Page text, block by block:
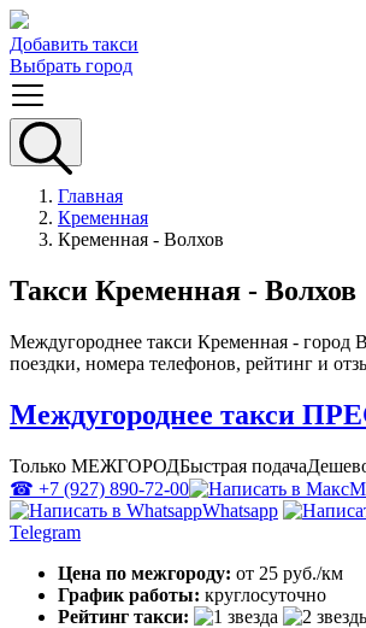
Добавить такси
Выбрать город
Главная
Кременная
Кременная - Волхов
Такси Кременная - Волхов
Междугороднее такси Кременная - город
поездки, номера телефонов, рейтинг и
Междугороднее такси
Только МЕЖГОРОДБыстрая подача
☎ +7 (927) 890-72-00
Whatsapp
Telegram
Цена по межгороду: от 25 руб./км
График работы: круглосуточно
Рейтинг такси: